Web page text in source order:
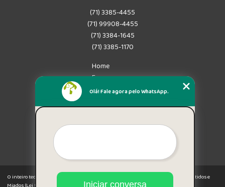
(71) 3385-4455
(71) 99908-4455
(71) 3384-1645
(71) 3385-1170
Home
Empresa
Missão
Mapa do site
O inteiro teor deste site está sujeito à proteção de direitos autorais. Copyright© Latidos e
Miados (Lei 9610 de 19/02/1998)
Olá! Fale agora pelo WhatsApp.
Iniciar conversa